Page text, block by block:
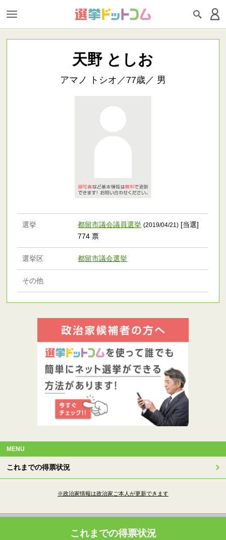
天野 としお
アマノ トシオ／77歳／ 男
選挙 都留市議会議員選挙 (2019/04/21) [当選]
774 票
選挙区 都留市議会選挙
その他
MENU
これまでの得票状況
※政治家情報は政治家ご本人が更新できます
これまでの得票状況